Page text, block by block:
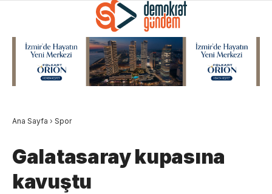
Ana Sayfa › Spor
Galatasaray kupasına
kavuştu